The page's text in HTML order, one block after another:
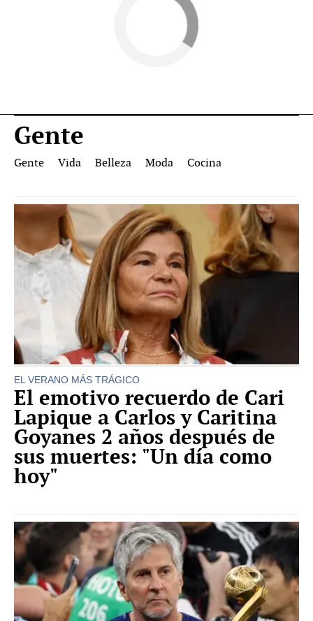
Gente
Gente Vida Belleza Moda Cocina
EL VERANO MÁS TRÁGICO
El emotivo recuerdo de Cari
Lapique a Carlos y Caritina
Goyanes 2 años después de
sus muertes: "Un día como
hoy"